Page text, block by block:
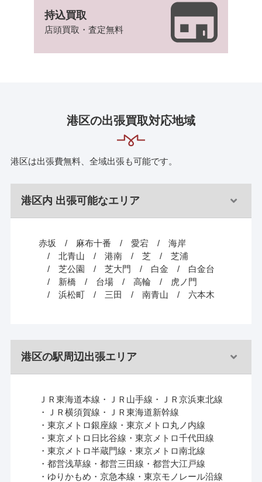
持込買取
店頭買取・査定無料
港区の出張買取対応地域
港区は出張費無料、全域出張も可能です。
港区内 出張可能なエリア
赤坂 麻布十番 愛宕
海岸
北青山
港南 芝
芝浦
芝公園
芝大門 白金
白金台
新橋
台場 高輪
虎ノ門
浜松町
三田 南青山 六本木
港区の駅周辺出張エリア
ＪＲ東海道本線 ＪＲ山手線
ＪＲ京浜東北線
ＪＲ横須賀線
ＪＲ東海道新幹線
東京メトロ銀座線
東京メトロ丸ノ内線
東京メトロ日比谷線
東京メトロ千代田線
東京メトロ半蔵門線
東京メトロ南北線
都営浅草線
都営三田線
都営大江戸線
ゆりかもめ
京急本線 東京モノレール沿線